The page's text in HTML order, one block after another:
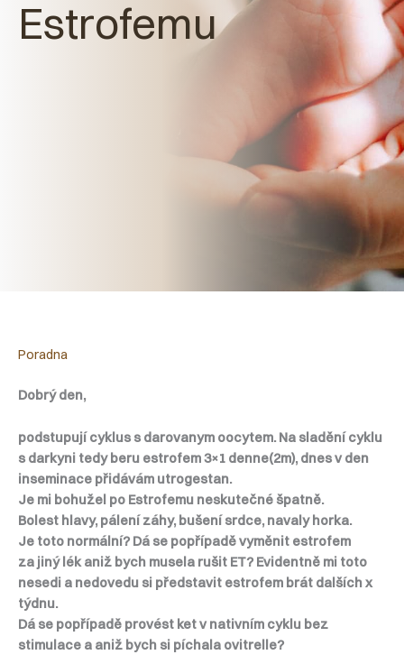
Estrofemu
Poradna
Dobrý den,
podstupují cyklus s darovanym oocytem. Na sladění cyklu
s darkyni tedy beru estrofem 3×1 denne(2m), dnes v den
inseminace přidávám utrogestan.
Je mi bohužel po Estrofemu neskutečné špatně.
Bolest hlavy, pálení záhy, bušení srdce, navaly horka.
Je toto normální? Dá se popřípadě vyměnit estrofem
za jiný lék aniž bych musela rušit ET? Evidentně mi toto
nesedi a nedovedu si představit estrofem brát dalších x
týdnu.
Dá se popřípadě provést ket v nativním cyklu bez
stimulace a aniž bych si píchala ovitrelle?